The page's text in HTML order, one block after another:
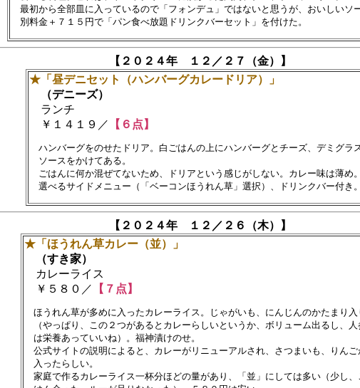
最初から全部皿に入っているので「フォンデュ」ではないと思うが、おいしいソ
【２０２４年 １２／２７（金）】
★「昼デニセット（ハンバーグカレードリア）」
（デニーズ）
ランチ
￥１４１９／ 【６点】
ハンバーグをのせたドリア。白ごはんの上にハンバーグとチーズ、デミグラ
ソースをかけてある。
ごはんに何か混ぜてないため、ドリアという感じがしない。カレー味は薄め。
【２０２４年 １２／２６（木）】
★「ほうれん草カレー（並）」
（すき家）
カレーライス
￥５８０／
【７点】
ほうれん草が多めに入ったカレーライス。じゃがいも、にんじんのかたまり
（やっぱり、この２つがあるとカレーらしいというか、ボリューム出るし、人
は栄養あっていいね）。福神漬けのせ。
公式サイトの説明によると、カレーがリニューアルされ、さつまいも、りんご
入ったらしい。
家庭で作るカレーライス一杯分ほどの量があり、「並」にしては多い（少し、